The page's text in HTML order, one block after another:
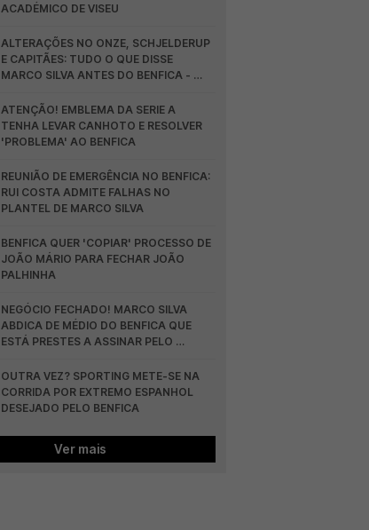
ACADÉMICO DE VISEU
ALTERAÇÕES NO ONZE, SCHJELDERUP
E CAPITÃES: TUDO O QUE DISSE
MARCO SILVA ANTES DO BENFICA -
ATENÇÃO! EMBLEMA DA SERIE A
TENHA LEVAR CANHOTO E RESOLVER
'PROBLEMA' AO BENFICA
REUNIÃO DE EMERGÊNCIA NO BENFICA:
RUI COSTA ADMITE FALHAS NO
PLANTEL DE MARCO SILVA
BENFICA QUER 'COPIAR' PROCESSO DE
JOÃO MÁRIO PARA FECHAR JOÃO
PALHINHA
NEGÓCIO FECHADO! MARCO SILVA
ABDICA DE MÉDIO DO BENFICA QUE
ESTÁ PRESTES A ASSINAR PELO
OUTRA VEZ? SPORTING METE-SE NA
CORRIDA POR EXTREMO ESPANHOL
DESEJADO PELO BENFICA
Ver mais